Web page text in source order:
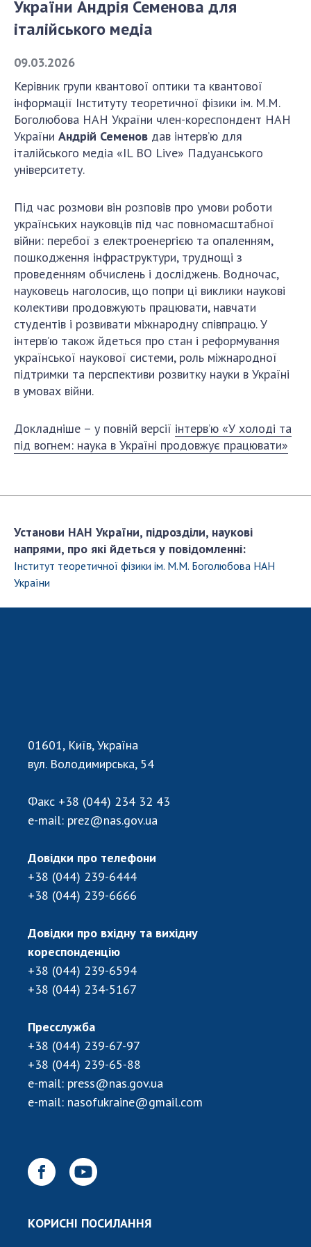
СТРУКТУРА
Президія НАН України
Апарат Президії
Секція фізико-технічних і математичних
наук
Секція хімічних і біологічних наук
Секція суспільних і гуманітарних наук
Ради, комітети та комісії
Наукові центри МОН та НАН України
Громадські організації
ДІЯЛЬНІСТЬ
Засідання Президії НАН України
Сесії Загальних зборів НАН України
Річні фінансові звіти НАН України
Наукові публікації та видавнича діяльність
Наукові об'єкти, що становлять національне
Центри колективного користування
науковими приладами НАН України
Оцінювання ефективності діяльності
наукових установ
Конкурси наукових досліджень НАН України
Членство в міжнародних організаціях
Міжнародні угоди
ДОКУМЕНТИ
Державний бюджет НАН України
Вибори до складу НАН України
Бланки документів
НОВИНИ
ЗАСІДАННЯ ПРЕЗИДІЇ НАН УКРАЇНИ
НАУКОВІ ВИДАННЯ
МЕДІА ПРО НАС
АКАДЕМІЯ КОМЕНТУЄ
КОНТАКТИ
ПРОФСПІЛКА НАН УКРАЇНИ
України Андрія Семенова для
італійського медіа
09.03.2026
Керівник групи квантової оптики та квантової
інформації Інституту теоретичної фізики ім. М.М.
Боголюбова НАН України член-кореспондент НАН
України Андрій Семенов дав інтерв’ю для
італійського медіа «IL BO Live» Падуанського
університету.
Під час розмови він розповів про умови роботи
українських науковців під час повномасштабної
війни: перебої з електроенергією та опаленням,
пошкодження інфраструктури, труднощі з
проведенням обчислень і досліджень. Водночас,
науковець наголосив, що попри ці виклики наукові
колективи продовжують працювати, навчати
студентів і розвивати міжнародну співпрацю. У
інтерв’ю також йдеться про стан і реформування
української наукової системи, роль міжнародної
підтримки та перспективи розвитку науки в Україні
в умовах війни.
Докладніше – у повній версії інтерв’ю «У холоді та
під вогнем: наука в Україні продовжує працювати»
Установи НАН України, підрозділи, наукові
напрями, про які йдеться у повідомленні:
Інститут теоретичної фізики ім. М.М. Боголюбова НАН
України
01601, Київ, Україна
вул. Володимирська, 54
Факс +38 (044) 234 32 43
e-mail: prez@nas.gov.ua
Довідки про телефони
+38 (044) 239-6444
+38 (044) 239-6666
Довідки про вхідну та вихідну
кореспонденцію
+38 (044) 239-6594
+38 (044) 234-5167
Пресслужба
+38 (044) 239-67-97
+38 (044) 239-65-88
e-mail: press@nas.gov.ua
e-mail: nasofukraine@gmail.com
КОРИСНІ ПОСИЛАННЯ